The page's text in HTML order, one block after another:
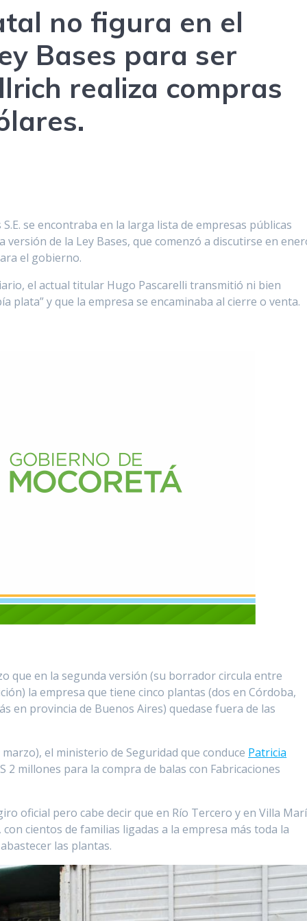
no figura en el
Bases para ser
realiza compras
se encontraba en la larga lista de empresas públicas
de la Ley Bases, que comenzó a discutirse en
el gobierno.
el actual titular Hugo Pascarelli transmitió ni bien
plata” y que la empresa se encaminaba al cierre o venta.
que en la segunda versión (su borrador circula entre
la empresa que tiene cinco plantas (dos en Córdoba,
en provincia de Buenos Aires) quedase fuera de las
el ministerio de Seguridad que conduce Patricia
2 millones para la compra de balas con Fabricaciones
oficial pero cabe decir que en Río Tercero y en Villa
cientos de familias ligadas a la empresa más toda la
las plantas.